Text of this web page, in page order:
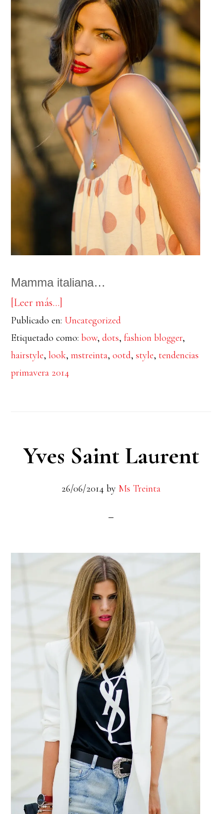
Mamma italiana…
[Leer más…]
de
Lunares
Publicado en: Uncategorized
Etiquetado como:bow,dots,fashion blogger,
hairstyle,look,mstreinta,ootd,style, tendencias
primavera 2014
Yves Saint Laurent
26/06/2014 by Ms Treinta